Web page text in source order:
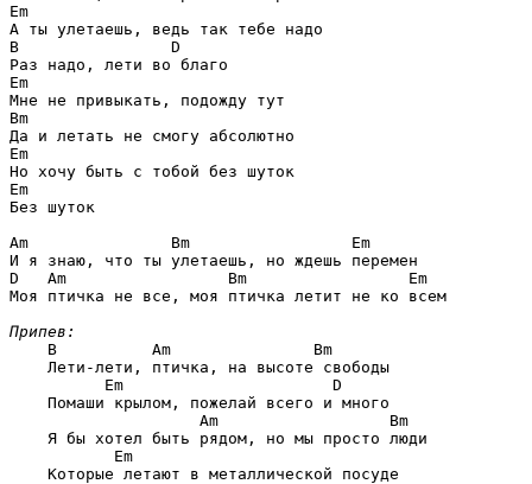
Em
B                D
Em
Bm
Em
Em
Без шуток
Am               Bm                 Em
D   Am                 Bm                 Em
Моя птичка не все, моя птичка летит не ко всем
Припев:
B          Am               Bm
    Лети-лети, птичка, на высоте свободы
Em                      D
    Помаши крылом, пожелай всего и много
Am                  Bm
    Я бы хотел быть рядом, но мы просто люди
Em
    Которые летают в металлической посуде